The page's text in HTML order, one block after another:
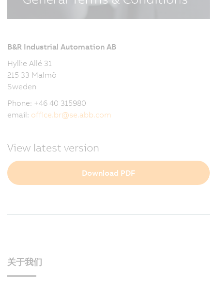
B&R Industrial Automation AB
Hyllie Allé 31
215 33 Malmö
Sweden
Phone: +46 40 315980
email: office.br@se.abb.com
View latest version
Download PDF
关于我们